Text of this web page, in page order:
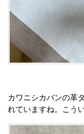
カワニシカバンの革
れていますね。こう